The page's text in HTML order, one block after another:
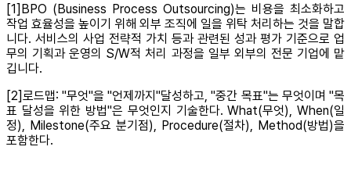
[1]BPO (Business Process Outsourcing)는 비용을 최소화하고
작업 효율성을 높이기 위해 외부 조직에 일을 위탁 처리하는 것을 말합
니다. 서비스의 사업 전략적 가치 등과 관련된 성과 평가 기준으로 업
무의 기획과 운영의 S/W적 처리 과정을 일부 외부의 전문 기업에 맡
깁니다.
[2]로드맵: "무엇"을 "언제까지"달성하고, "중간 목표"는 무엇이며 "목
표 달성을 위한 방법"은 무엇인지 기술한다. What(무엇), When(일
정), Milestone(주요 분기점), Procedure(절차), Method(방법)을
포함한다.